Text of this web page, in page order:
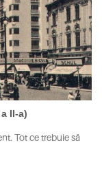
II-a)
Tot ce trebuie să